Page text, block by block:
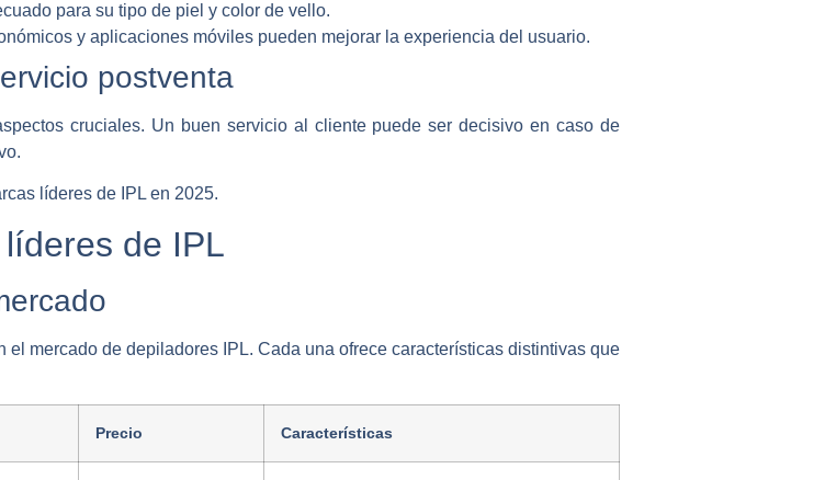
para su tipo de piel y color de vello.
y aplicaciones móviles pueden mejorar la experiencia del usuario.
postventa
cruciales. Un buen servicio al cliente puede ser decisivo en caso de
líderes de IPL en 2025.
de IPL
mercado de depiladores IPL. Cada una ofrece características distintivas que
Precio Características